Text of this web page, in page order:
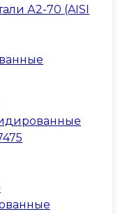
А2-70 (AISI